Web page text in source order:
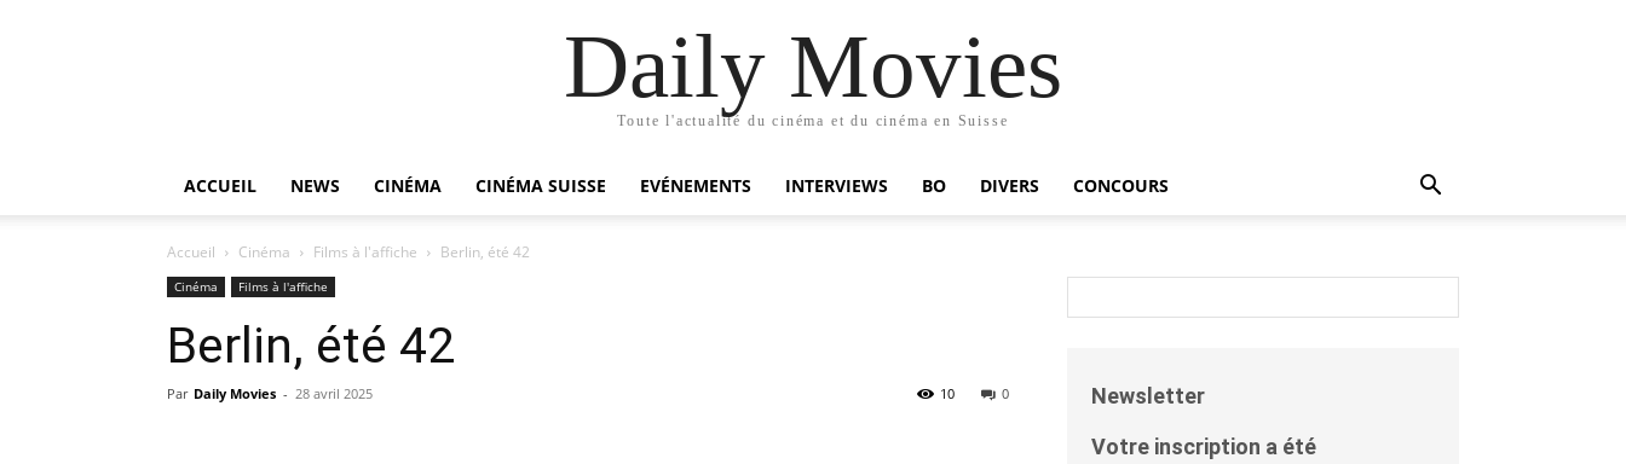
Daily Movies
Toute l'actualité du cinéma et du cinéma en Suisse
ACCUEIL NEWS CINÉMA CINÉMA SUISSE EVÉNEMENTS INTERVIEWS BO DIVERS CONCOURS
Accueil Cinéma Films à l'affiche Berlin, été 42
Cinéma Films à l'affiche
Berlin, été 42
Par Daily Movies - 28 avril 2025 0
10
Newsletter
Votre inscription a été